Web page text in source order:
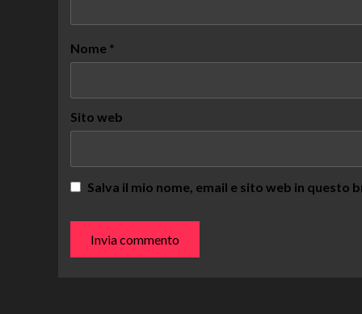
Nome *
Sito web
Salva il mio nome, email e sito web in